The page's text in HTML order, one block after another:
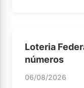
Loteria
números
06/08/2026